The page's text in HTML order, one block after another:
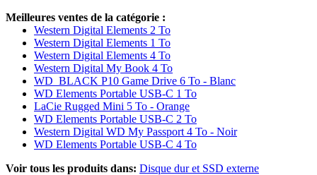
Meilleures ventes de la catégorie :
Western Digital Elements 2 To
Western Digital Elements 1 To
Western Digital Elements 4 To
Western Digital My Book 4 To
WD_BLACK P10 Game Drive 6 To - Blanc
WD Elements Portable USB-C 1 To
LaCie Rugged Mini 5 To - Orange
WD Elements Portable USB-C 2 To
Western Digital WD My Passport 4 To - Noir
WD Elements Portable USB-C 4 To
Voir tous les produits dans: Disque dur et SSD externe